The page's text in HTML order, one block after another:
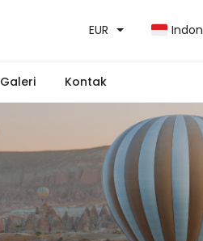
EUR
Galeri Kontak